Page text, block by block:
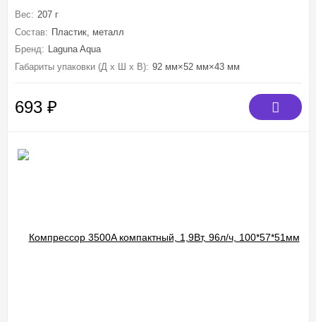
Вес: 207 г
Состав: Пластик, металл
Бренд: Laguna Aqua
Габариты упаковки (Д х Ш х В): 92 мм×52 мм×43 мм
693 ₽